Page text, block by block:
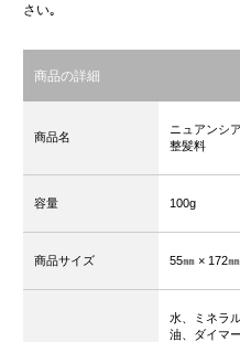
さい｡
商品の詳細
商品名
ニュアンシ
整髪料
容量 100g
商品サイズ 55㎜ × 172㎜
水、ミネラ
油、ダイマ